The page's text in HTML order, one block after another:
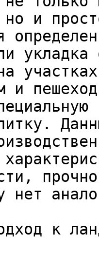
и
укладка
и
нет
к